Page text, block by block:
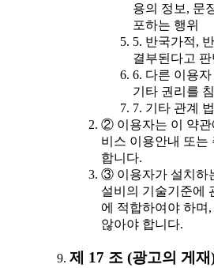
용의 정보, 문
포하는 행위
5. 반국가적,
결부된다고 판
6. 다른 이용
기타 권리를
7. 기타 관계
② 이용자는 이 약관
비스 이용안내 또는
합니다.
③ 이용자가 설치하
설비의 기술기준에
에 적합하여야 하며
않아야 합니다.
제 17 조 (광고의 게재